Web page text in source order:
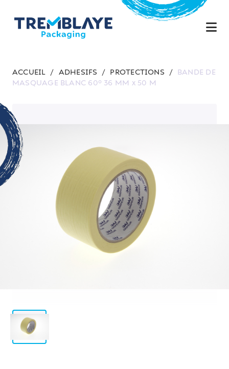
ACCUEIL / ADHESIFS / PROTECTIONS /
BANDE DE
MASQUAGE BLANC 60° 36 MM x 50 M